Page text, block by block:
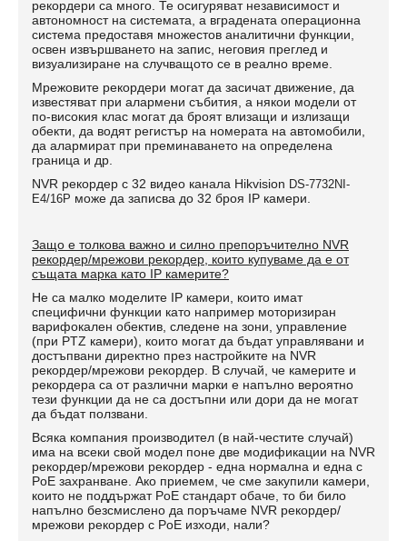
рекордери са много. Те осигуряват независимост и
автономност на системата, а вградената операционна
система предоставя множестов аналитични функции,
освен извършването на запис, неговия преглед и
визуализиране на случващото се в реално време.
Мрежовите рекордери могат да засичат движение, да
известяват при алармени събития, а някои модели от
по-високия клас могат да броят влизащи и излизащи
обекти, да водят регистър на номерата на автомобили,
да алармират при преминаването на определена
граница и др.
NVR рекордер с 32 видео канала Hikvision DS-7732NI-
E4/16P може да записва до 32 броя IP камери.
Защо е толкова важно и силно препоръчително NVR
рекордер/мрежови рекордер, които купуваме да е от
същата марка като IP камерите?
Не са малко моделите IP камери, които имат
специфични функции като например моторизиран
варифокален обектив, следене на зони, управление
(при PTZ камери), които могат да бъдат управлявани и
достъпвани директно през настройките на NVR
рекордер/мрежови рекордер. В случай, че камерите и
рекордера са от различни марки е напълно вероятно
тези функции да не са достъпни или дори да не могат
да бъдат ползвани.
Всяка компания производител (в най-честите случай)
има на всеки свой модел поне две модификации на NVR
рекордер/мрежови рекордер - една нормална и една с
PoE захранване. Ако приемем, че сме закупили камери,
които не поддържат PoE стандарт обаче, то би било
напълно безсмислено да поръчаме NVR рекордер/
мрежови рекордер с PoE изходи, нали?